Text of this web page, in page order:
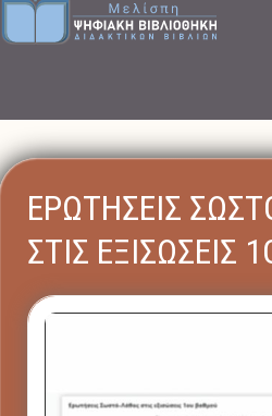
ΕΡΩΤΗΣΕΙΣ
ΣΤΙΣ ΕΞΙΣΩΣΕΙΣ